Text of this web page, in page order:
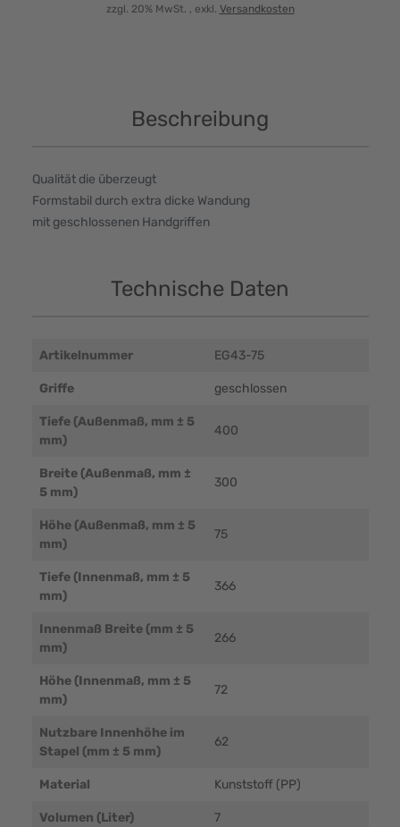
zzgl. 20% MwSt. , exkl. Versandkosten
Beschreibung
Qualität die überzeugt
Formstabil durch extra dicke Wandung
mit geschlossenen Handgriffen
Technische Daten
Artikelnummer EG43-75
Griffe geschlossen
Tiefe (Außenmaß, mm ± 5
mm)
400
Breite (Außenmaß, mm ±
5 mm)
300
Höhe (Außenmaß, mm ± 5
mm)
75
Tiefe (Innenmaß, mm ± 5
mm)
366
Innenmaß Breite (mm ± 5
mm)
266
Höhe (Innenmaß, mm ± 5
mm)
72
Nutzbare Innenhöhe im
Stapel (mm ± 5 mm)
62
Material Kunststoff (PP)
Volumen (Liter) 7